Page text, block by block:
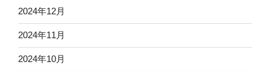
2024年12月
2024年11月
2024年10月